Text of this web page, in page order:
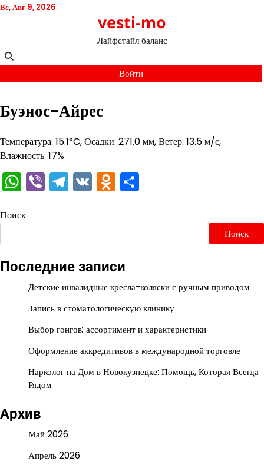
Перейти
Вс, Авг 9, 2026
vesti-mo
Лайфстайл баланс
Войти
Буэнос-Айрес
Температура: 15.1°C, Осадки: 271.0 мм, Ветер: 13.5 м/с,
Влажность: 17%
WhatsApp
ViberTelegram
VKOdnoklassniki
Поиск
Поиск
Последние записи
Детские инвалидные кресла-коляски с ручным приводом
Запись в стоматологическую клинику
Выбор гонгов: ассортимент и характеристики
Оформление аккредитивов в международной торговле
Нарколог на Дом в Новокузнецке: Помощь, Которая Всегда
Рядом
Архив
Май 2026
Апрель 2026